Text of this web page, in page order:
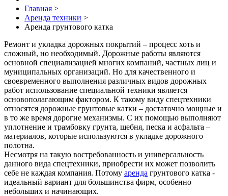
Главная >
Аренда техники >
Аренда грунтового катка
Ремонт и укладка дорожных покрытий – процесс хоть и
сложный, но необходимый. Дорожные работы являются
основной специализацией многих компаний, частных лиц и
муниципальных организаций. Но для качественного и
своевременного выполнения различных видов дорожных
работ использование специальной техники является
основополагающим фактором. К такому виду спецтехники
относятся дорожные грунтовые катки – достаточно мощные и
в то же время дорогие механизмы. С их помощью выполняют
уплотнение и трамбовку грунта, щебня, песка и асфальта –
материалов, которые используются в укладке дорожного
полотна.
Несмотря на такую востребованность и универсальность
данного вида спецтехники, приобрести их может позволить
себе не каждая компания. Потому аренда грунтового катка -
идеальный вариант для большинства фирм, особенно
небольших и начинающих.